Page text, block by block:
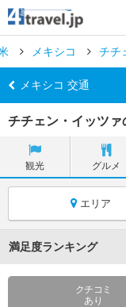
メキシコ チチ
メキシコ 交通
チチェン・イッツ
観光 グルメ
エリア
満足度ランキング
クチコミ
あり